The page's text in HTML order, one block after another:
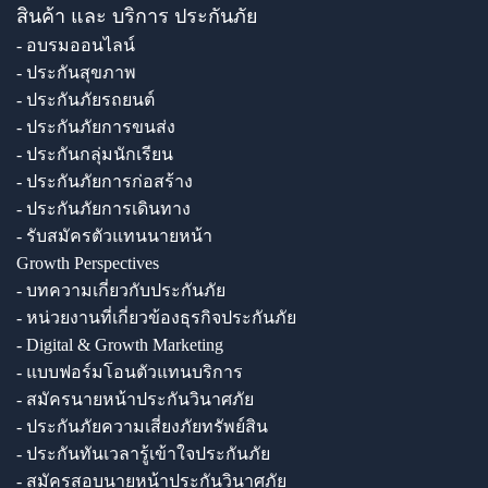
สินค้า และ บริการ ประกันภัย
- อบรมออนไลน์
- ประกันสุขภาพ
- ประกันภัยรถยนต์
- ประกันภัยการขนส่ง
- ประกันกลุ่มนักเรียน
- ประกันภัยการก่อสร้าง
- ประกันภัยการเดินทาง
- รับสมัครตัวแทนนายหน้า
Growth Perspectives
- บทความเกี่ยวกับประกันภัย
- หน่วยงานที่เกี่ยวข้องธุรกิจประกันภัย
- Digital & Growth Marketing
- แบบฟอร์มโอนตัวแทนบริการ
- สมัครนายหน้าประกันวินาศภัย
- ประกันภัยความเสี่ยงภัยทรัพย์สิน
- ประกันทันเวลารู้เข้าใจประกันภัย
- สมัครสอบนายหน้าประกันวินาศภัย